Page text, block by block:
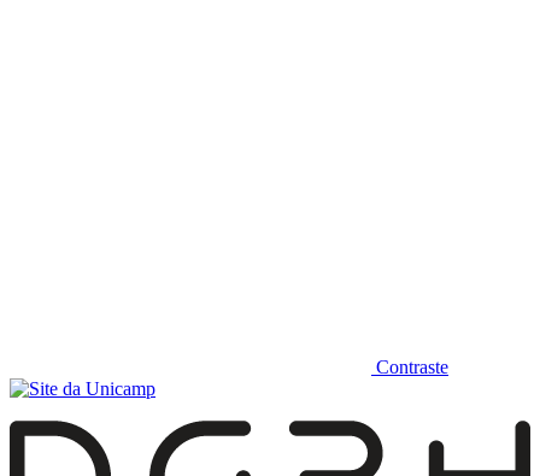
Contraste